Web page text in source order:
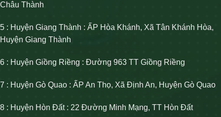
Châu Thành
5 : Huyện Giang Thành : ẤP Hòa Khánh, Xã Tân Khánh Hòa,
Huyện Giang Thành
6 : Huyện Giồng Riềng : Đường 963 TT Giồng Riềng
7 : Huyện Gò Quao : ẤP An Thọ, Xã Định An, Huyện Gò Quao
8 : Huyện Hòn Đất : 22 Đường Minh Mạng, TT Hòn Đất